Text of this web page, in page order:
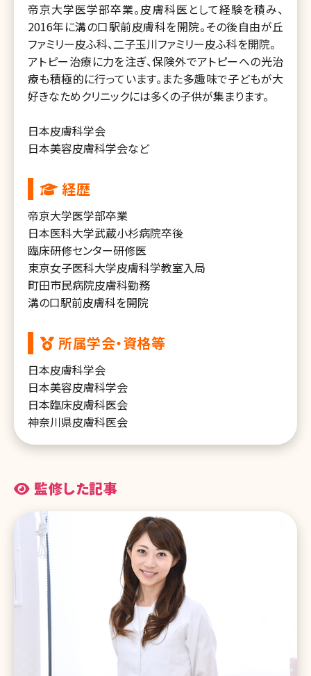
帝京大学医学部卒業。皮膚科医として経験を積み、
2016年に溝の口駅前皮膚科を開院。その後自由が丘
ファミリー皮ふ科、二子玉川ファミリー皮ふ科を開院。
アトピー治療に力を注ぎ、保険外でアトピーへの光治
療も積極的に行っています。また多趣味で子どもが大
好きなためクリニックには多くの子供が集まります。
日本皮膚科学会
日本美容皮膚科学会など
経歴
帝京大学医学部卒業
日本医科大学武蔵小杉病院卒後
臨床研修センター研修医
東京女子医科大学皮膚科学教室入局
町田市民病院皮膚科勤務
溝の口駅前皮膚科を開院
所属学会・資格等
日本皮膚科学会
日本美容皮膚科学会
日本臨床皮膚科医会
神奈川県皮膚科医会
監修した記事